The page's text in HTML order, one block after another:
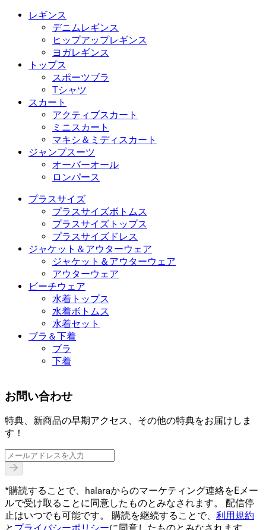
レギンス
デニムレギンス
ヒップアップレギンス
ヨガレギンス
トップス
スポーツブラ
Tシャツ
スカート
アクティブスカート
ミニスカート
マキシ＆ミディスカート
ジャンプスーツ
オーバーオール
ロンパース
プラスサイズ
プラスサイズボトムス
プラスサイズトップス
プラスサイズドレス
ジャケット＆アウターウェア
ジャケット＆アウターウェア
アウターウェア
ビーチウェア
水着トップス
水着ボトムス
水着セット
ブラ＆下着
ブラ
下着
お問い合わせ
特典、新商品の早期アクセス、その他の特典をお届けしま
す！
*購読することで、halaraからのマーケティング連絡をEメー
ルで受け取ることに同意したものとみなされます。 配信停
止はいつでも可能です。 購読を継続することで、 利用規約